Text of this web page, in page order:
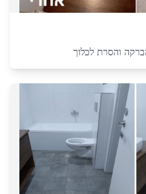
והסרת לכלוך